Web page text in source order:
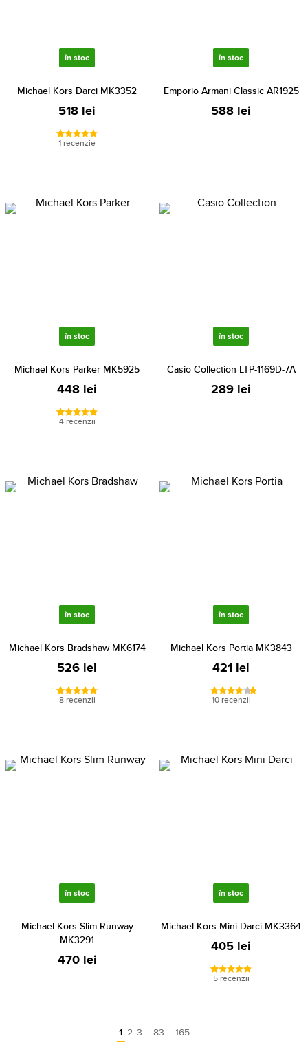
în stoc
Michael Kors Darci MK3352
518 lei
1 recenzie
în stoc
Emporio Armani Classic AR1925
588 lei
în stoc
Michael Kors Parker MK5925
448 lei
4 recenzii
în stoc
Casio Collection LTP-1169D-7A
289 lei
în stoc
Michael Kors Bradshaw MK6174
526 lei
8 recenzii
în stoc
Michael Kors Portia MK3843
421 lei
10 recenzii
în stoc
Michael Kors Slim Runway
MK3291
470 lei
în stoc
Michael Kors Mini Darci MK3364
405 lei
5 recenzii
1 2 3 … 83 … 165